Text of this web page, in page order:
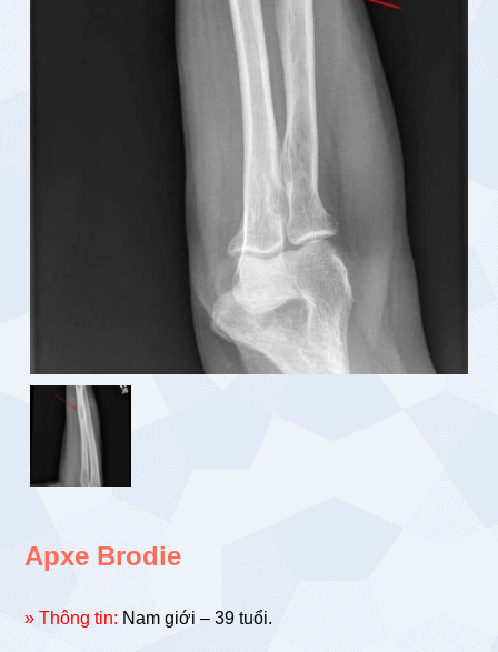
Apxe Brodie
» Thông tin: Nam giới – 39 tuổi.